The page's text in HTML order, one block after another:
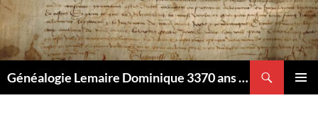
Aller
au
contenu
Généalogie Lemaire Dominique 3370 ans d'histoire bon on rêve aussi..